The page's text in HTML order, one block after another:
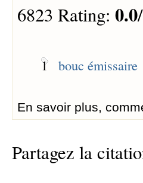
6823 Rating: 0.0
1 bouc émissaire
En savoir plus,
Partagez la